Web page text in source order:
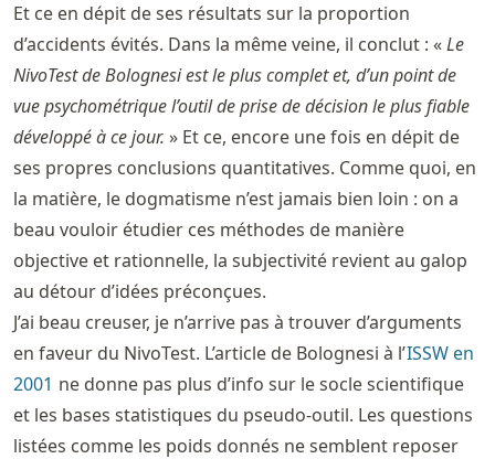
Et ce en dépit de ses résultats sur la proportion
d’accidents évités. Dans la même veine, il conclut : «Le
NivoTest de Bolognesi est le plus complet et, d’un point de
vue psychométrique l’outil de prise de décision le plus fiable
développé à ce jour. » Et ce, encore une fois en dépit de
ses propres conclusions quantitatives. Comme quoi, en
la matière, le dogmatisme n’est jamais bien loin : on a
beau vouloir étudier ces méthodes de manière
objective et rationnelle, la subjectivité revient au galop
au détour d’idées préconçues.
J’ai beau creuser, je n’arrive pas à trouver d’arguments
en faveur du NivoTest. L’article de Bolognesi à l’ISSW en
2001 ne donne pas plus d’info sur le socle scientifique
et les bases statistiques du pseudo-outil. Les questions
listées comme les poids donnés ne semblent reposer